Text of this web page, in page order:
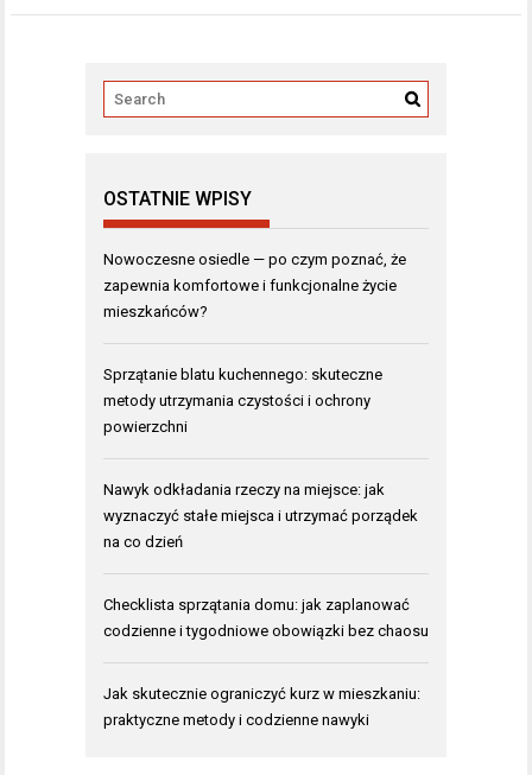
OSTATNIE WPISY
Nowoczesne osiedle — po czym poznać, że
zapewnia komfortowe i funkcjonalne życie
mieszkańców?
Sprzątanie blatu kuchennego: skuteczne
metody utrzymania czystości i ochrony
powierzchni
Nawyk odkładania rzeczy na miejsce: jak
wyznaczyć stałe miejsca i utrzymać porządek
na co dzień
Checklista sprzątania domu: jak zaplanować
codzienne i tygodniowe obowiązki bez chaosu
Jak skutecznie ograniczyć kurz w mieszkaniu:
praktyczne metody i codzienne nawyki